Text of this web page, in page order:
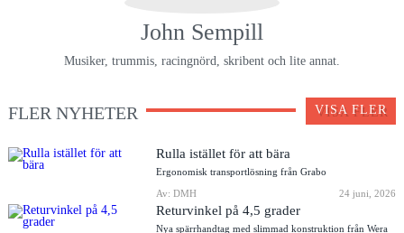
John Sempill
Musiker, trummis, racingnörd, skribent och lite annat.
FLER NYHETER VISA FLER
Rulla istället för att bära
Ergonomisk transportlösning från Grabo
Av: DMH
24 juni, 2026
Returvinkel på 4,5 grader
Nya spärrhandtag med slimmad konstruktion från Wera